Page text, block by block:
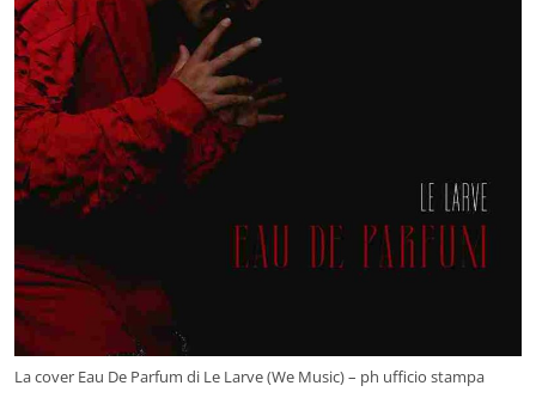
La cover Eau De Parfum di Le Larve (We Music) – ph ufficio stampa